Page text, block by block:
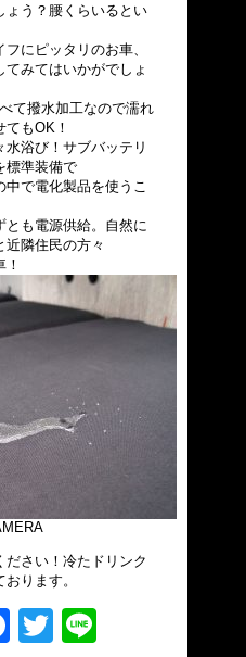
ょう？腰くらいるとい
にピッタリのお車、
みてはいかがでしょ
て撥水加工なので濡れ
もOK！
浴び！サブバッテリ
標準装備で
で電化製品を使うこ
とも電源供給。自然に
近隣住民の方々
さい！冷たドリンク
ります。
FacebookTwitter